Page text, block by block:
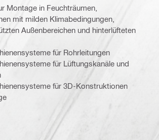
Montage in Feuchträumen,
mit milden Klimabedingungen,
Außenbereichen und hinterlüfteten
für Rohrleitungen
für Lüftungskanäle und
für 3D-Konstruktionen